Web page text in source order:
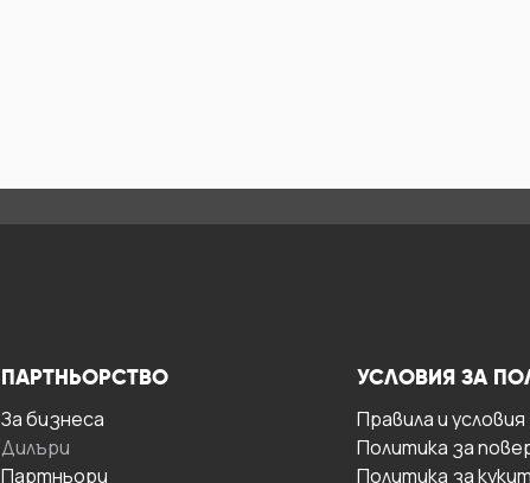
ПАРТНЬОРСТВО
За бизнесa
Дилъри
Партньори
УСЛОВИЯ ЗА
Правила и
Политика за
Политика за